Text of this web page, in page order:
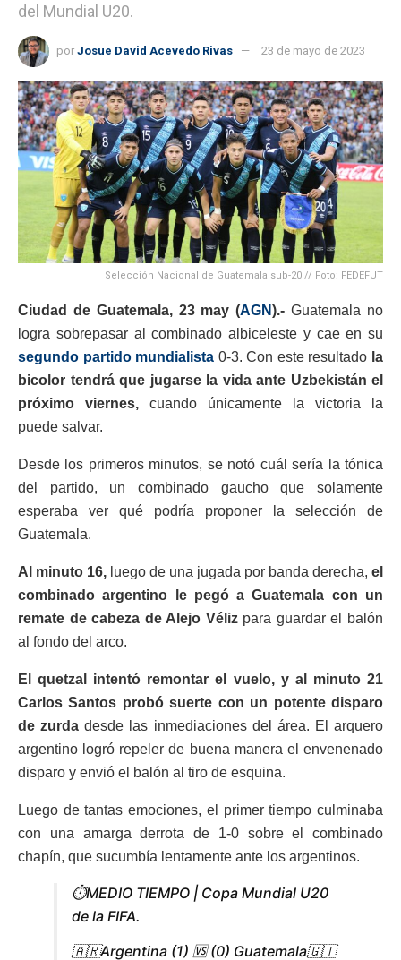
del Mundial U20.
por Josue David Acevedo Rivas 23 de mayo de 2023
Selección Nacional de Guatemala sub-20 // Foto: FEDEFUT
Ciudad de Guatemala, 23 may (AGN).-Guatemala no
logra sobrepasar al combinado albiceleste y cae en su
segundo partido mundialista 0-3. Con este resultado la
bicolor tendrá que jugarse la vida ante Uzbekistán el
próximo viernes, cuando únicamente la victoria la
puede salvar.
Desde los primeros minutos, se notó cuál sería la tónica
del partido, un combinado gaucho que solamente
esperaba ver qué podría proponer la selección de
Guatemala.
Al minuto 16, luego de una jugada por banda derecha, el
combinado argentino le pegó a Guatemala con un
remate de cabeza de Alejo Vélizpara guardar el balón
al fondo del arco.
El quetzal intentó remontar el vuelo, y al minuto 21
Carlos Santos probó suerte con un potente disparo
de zurda desde las inmediaciones del área. El arquero
argentino logró repeler de buena manera el envenenado
disparo y envió el balón al tiro de esquina.
Luego de tantas emociones, el primer tiempo culminaba
con una amarga derrota de 1-0 sobre el combinado
chapín, que sucumbía lentamente ante los argentinos.
⏱️MEDIO TIEMPO | Copa Mundial U20
de la FIFA.
🇦🇷Argentina (1) 🆚 (0) Guatemala🇬🇹